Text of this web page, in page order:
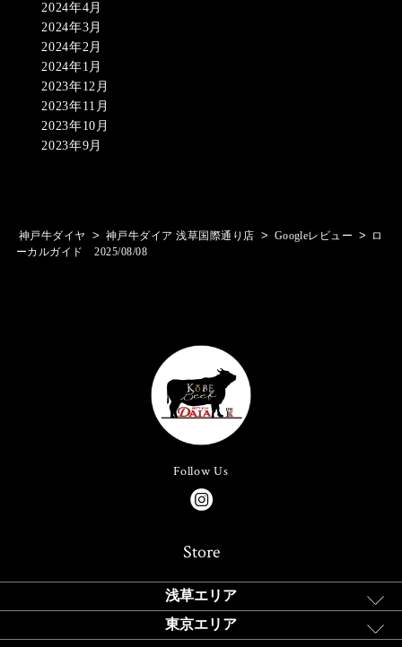
2024年4月
2024年3月
2024年2月
2024年1月
2023年12月
2023年11月
2023年10月
2023年9月
神戸牛ダイヤ > 神戸牛ダイア 浅草国際通り店 > Googleレビュー >
ロ
ーカルガイド 2025/08/08
Follow Us
Store
浅草エリア
東京エリア